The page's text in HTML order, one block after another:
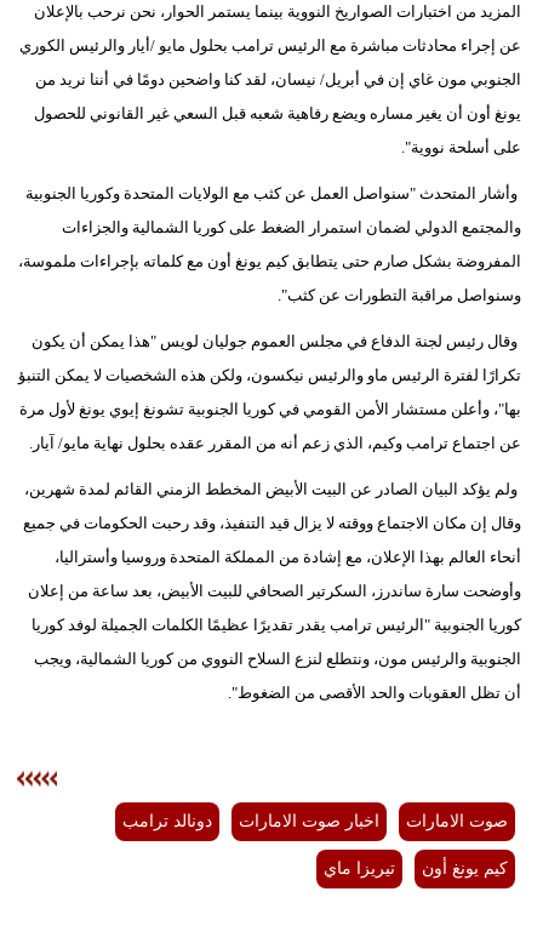
سيارات
المزيد من اختبارات الصواريخ النووية بينما يستمر الحوار، نحن نرحب بالإعلان
عن إجراء محادثات مباشرة مع الرئيس ترامب بحلول مايو /أيار والرئيس الكوري
الجنوبي مون غاي إن في أبريل/ نيسان، لقد كنا واضحين دومًا في أننا نريد من
يونغ أون أن يغير مساره ويضع رفاهية شعبه قبل السعي غير القانوني للحصول
على أسلحة نووية".
وأشار المتحدث "سنواصل العمل عن كثب مع الولايات المتحدة وكوريا الجنوبية
والمجتمع الدولي لضمان استمرار الضغط على كوريا الشمالية والجزاءات
المفروضة بشكل صارم حتى يتطابق كيم يونغ أون مع كلماته بإجراءات ملموسة،
وسنواصل مراقبة التطورات عن كثب".
وقال رئيس لجنة الدفاع في مجلس العموم جوليان لويس "هذا يمكن أن يكون
تكرارًا لفترة الرئيس ماو والرئيس نيكسون، ولكن هذه الشخصيات لا يمكن التنبؤ
بها"، وأعلن مستشار الأمن القومي في كوريا الجنوبية تشونغ إيوي يونغ لأول مرة
عن اجتماع ترامب وكيم، الذي زعم أنه من المقرر عقده بحلول نهاية مايو/ آيار.
ولم يؤكد البيان الصادر عن البيت الأبيض المخطط الزمني القائم لمدة شهرين،
وقال إن مكان الاجتماع ووقته لا يزال قيد التنفيذ، وقد رحبت الحكومات في جميع
أنحاء العالم بهذا الإعلان، مع إشادة من المملكة المتحدة وروسيا وأستراليا،
وأوضحت سارة ساندرز، السكرتير الصحافي للبيت الأبيض، بعد ساعة من إعلان
كوريا الجنوبية "الرئيس ترامب يقدر تقديرًا عظيمًا الكلمات الجميلة لوفد كوريا
الجنوبية والرئيس مون، ونتطلع لنزع السلاح النووي من كوريا الشمالية، ويجب
أن تظل العقوبات والحد الأقصى من الضغوط".
صوت الامارات اخبار صوت الامارات دونالد ترامب
كيم يونغ أون تيريزا ماي